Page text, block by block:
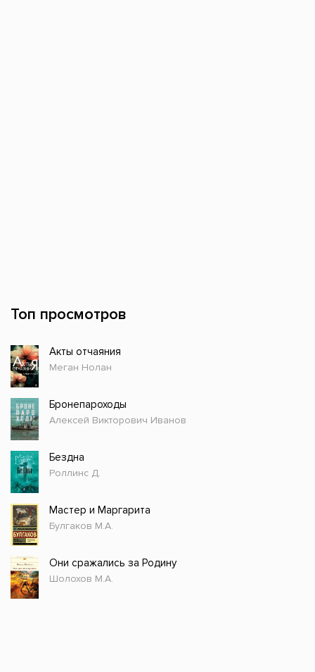
Топ просмотров
Акты отчаяния
Меган Нолан
Бронепароходы
Алексей Викторович Иванов
Бездна
Роллинс Д.
Мастер и Маргарита
Булгаков М.А.
Они сражались за Родину
Шолохов М.А.